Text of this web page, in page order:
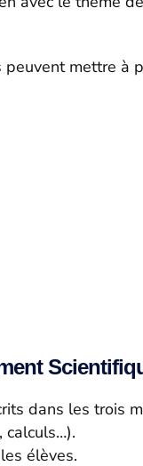
mettre à
dans les
calculs…).
élèves.